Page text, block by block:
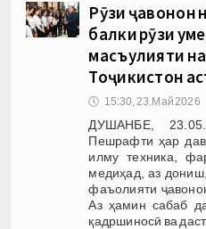
Рӯзи ҷавонон
балки рӯзи
масъулияти
Тоҷикистон
🕔 15:30, 23.Май 2026
ДУШАНБЕ,
Пешрафти ҳар
илму техника,
медиҳад, аз
фаъолияти
Аз ҳамин сабаб
қадршиносӣ ва